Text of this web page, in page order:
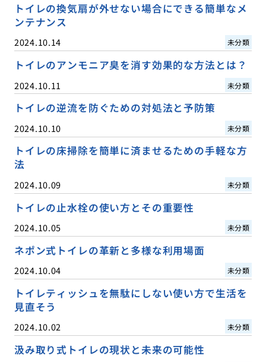
トイレの換気扇が外せない場合にできる簡単なメ
ンテナンス
2024.10.14 未分類
トイレのアンモニア臭を消す効果的な方法とは？
2024.10.11 未分類
トイレの逆流を防ぐための対処法と予防策
2024.10.10 未分類
トイレの床掃除を簡単に済ませるための手軽な方
法
2024.10.09 未分類
トイレの止水栓の使い方とその重要性
2024.10.05 未分類
ネポン式トイレの革新と多様な利用場面
2024.10.04 未分類
トイレティッシュを無駄にしない使い方で生活を
見直そう
2024.10.02 未分類
汲み取り式トイレの現状と未来の可能性